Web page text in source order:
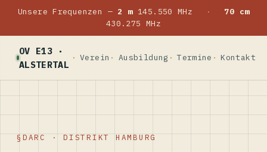
Unsere Frequenzen — 2 m145.550 MHz ·
70 cm
430.275 MHz
OV E13 ·
ALSTERTAL
Verein Ausbildung Termine Kontakt
DARC · DISTRIKT HAMBURG